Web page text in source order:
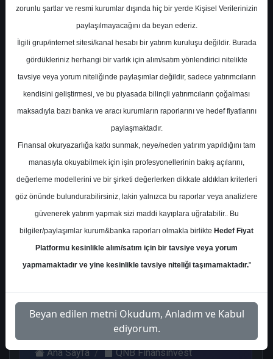
En Yüksek Tahmin
Ortalama Fiyat Tahmini
Ortalama Getiri Potansiyeli
Kurum Sayısı
14
5 6
Paralel
Get.
1
Üstü Get.
2
Çarşamba, 10 Ocak 2024
Ana Sayfa
QNB Finansinvest
zorunlu şartlar ve resmi kurumlar dışında hiç bir yerde Kişisel Verilerinizin
paylaşılmayacağını da beyan ederiz.
İlgili grup/internet sitesi/kanal hesabı bir yatırım kuruluşu değildir. Burada
gördükleriniz herhangi bir varlık için alım/satım yönlendirici nitelikte
tavsiye veya yorum niteliğinde paylaşımlar değildir, sadece yatırımcıların
kendisini geliştirmesi, ve bu piyasada bilinçli yatırımcıların çoğalması
maksadıyla bazı banka ve aracı kurumların raporlarını ve hedef fiyatlarını
paylaşmaktadır.
Finansal okuryazarlığa katkı sunmak, neye/neden yatırım yapıldığını tam
manasıyla okuyabilmek için işin profesyonellerinin bakış açılarını,
değerleme modellerini ve bir şirketi değerlerken dikkate aldıkları kriterleri
göz önünde bulundurabilirsiniz, lakin yalnızca bu raporlar veya analizlere
güvenerek yatırım yapmak sizi maddi kayıplara uğratabilir.. Bu
bilgiler/paylaşımlar kurum&banka raporları olmakla birlikte Hedef Fiyat
Platformu kesinlikle alım/satım için bir tavsiye veya yorum
yapmamaktadır ve yine kesinlikle tavsiye niteliği taşımamaktadır."
Beyan edilen metni Okudum, Anladım ve Kabul
ediyorum.